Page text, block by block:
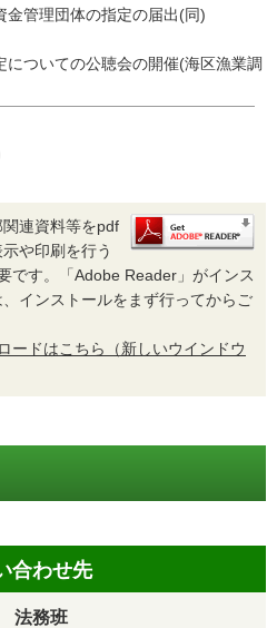
金管理団体の指定の届出(同)
ついての公聴会の開催(海区漁業調
連資料等をpdf
や印刷を行う
です。「Adobe Reader」がインス
インストールをまず行ってからご
ードはこちら（新しいウインドウ
合わせ先
法務班